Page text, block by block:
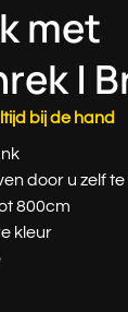
met
|
bij de hand
door u zelf
800cm
kleur